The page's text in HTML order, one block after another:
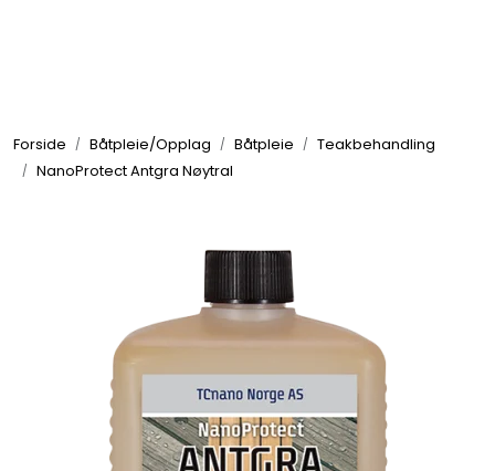
Forside Båtpleie/Opplag Båtpleie
Teakbehandling
NanoProtect Antgra Nøytral
Elektrisk
Motor/Styring